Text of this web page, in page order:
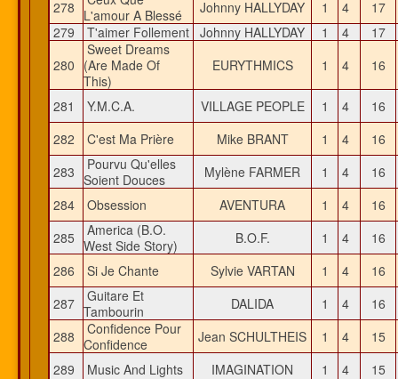
278 L'amour A Blessé
Johnny HALLYDAY 1 4
17
279
T'aimer Follement Johnny HALLYDAY 1 4
17
280
Sweet Dreams
(Are Made Of
This)
EURYTHMICS 1 4 16
281 Y.M.C.A. VILLAGE PEOPLE 1 4
16
282
C'est Ma Prière Mike BRANT 1 4
16
283
Pourvu Qu'elles
Soient Douces
Mylène FARMER 1 4
16
284
Obsession AVENTURA 1 4
16
285
America (B.O.
West Side Story)
B.O.F. 1 4
16
286
Si Je Chante Sylvie VARTAN 1 4
16
287
Guitare Et
Tambourin
DALIDA 1 4
16
288
Confidence Pour
Confidence
Jean SCHULTHEIS 1 4
15
289
Music And Lights IMAGINATION 1 4
15